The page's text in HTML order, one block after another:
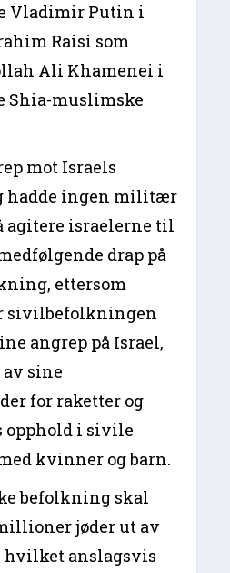
Vladimir Putin i
Raisi som
Ali Khamenei i
Shia-muslimske
mot Israels
ingen militær
agitere israelerne til
drap på
ettersom
sivilbefolkningen
angrep på Israel,
sine
for raketter og
opphold i sivile
kvinner og barn.
befolkning skal
jøder ut av
hvilket anslagsvis